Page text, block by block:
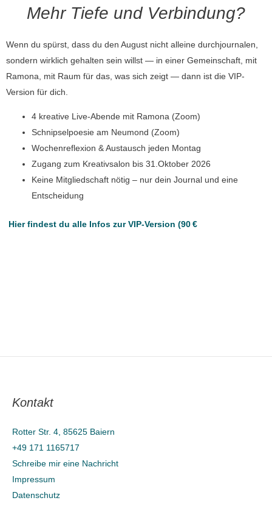
Mehr Tiefe und Verbindung?
Wenn du spürst, dass du den August nicht alleine durchjournalen,
sondern wirklich gehalten sein willst — in einer Gemeinschaft, mit
Ramona, mit Raum für das, was sich zeigt — dann ist die VIP-
Version für dich.
4 kreative Live-Abende mit Ramona (Zoom)
Schnipselpoesie am Neumond (Zoom)
Wochenreflexion & Austausch jeden Montag
Zugang zum Kreativsalon bis 31.Oktober 2026
Keine Mitgliedschaft nötig – nur dein Journal und eine
Entscheidung
Hier findest du alle Infos zur VIP-Version (90 €
Kontakt
Rotter Str. 4, 85625 Baiern
+49 171 1165717
Schreibe mir eine Nachricht
Impressum
Datenschutz